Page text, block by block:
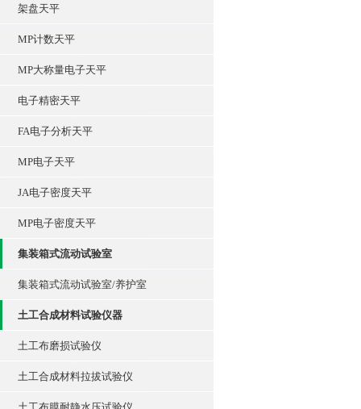
架盘天平
MP计数天平
MP大称量电子天平
电子精密天平
FA电子分析天平
MP电子天平
JA电子密度天平
MP电子密度天平
集装箱式流动试验室
集装箱式流动试验室/养护室
土工合成材料试验仪器
土工布磨损试验仪
土工合成材料拉拔试验仪